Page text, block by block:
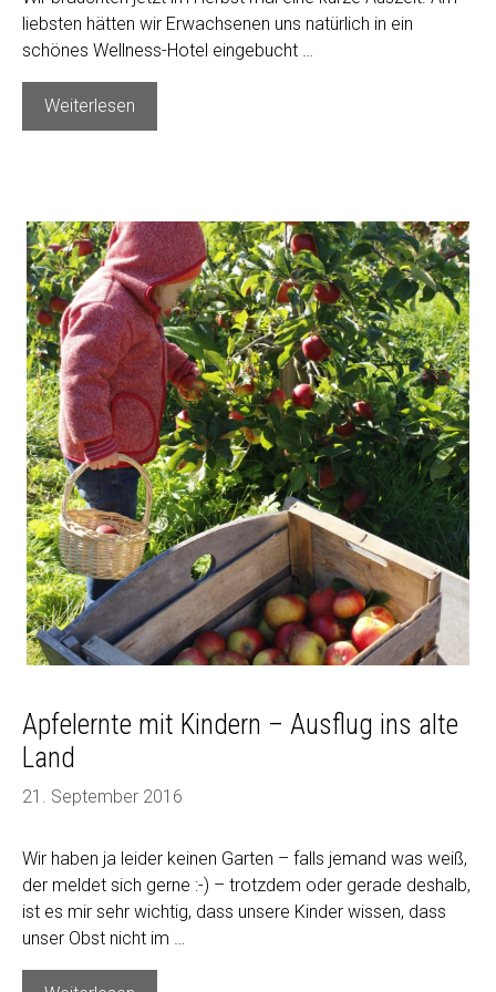
liebsten hätten wir Erwachsenen uns natürlich in ein
schönes Wellness-Hotel eingebucht …
Weiterlesen
mal
Familienurlaub
im
Harz
Apfelernte mit Kindern – Ausflug ins alte
Land
21. September 2016
Wir haben ja leider keinen Garten – falls jemand was weiß,
der meldet sich gerne :-) – trotzdem oder gerade deshalb,
ist es mir sehr wichtig, dass unsere Kinder wissen, dass
unser Obst nicht im …